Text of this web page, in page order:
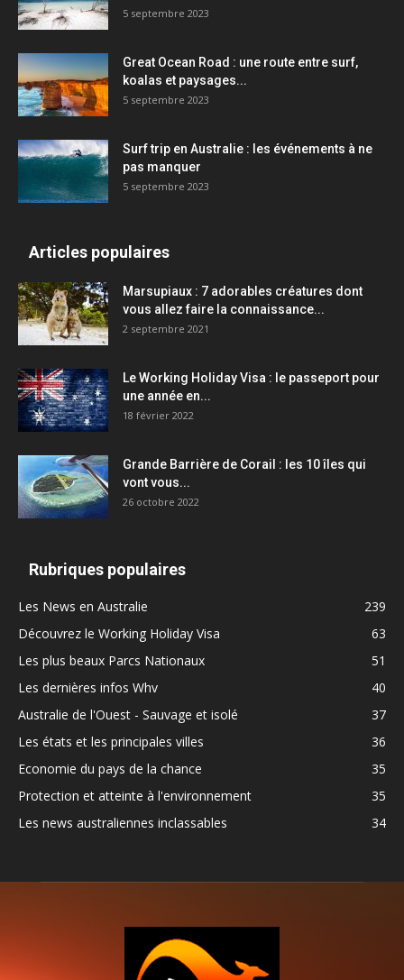
5 septembre 2023
Great Ocean Road : une route entre surf,
koalas et paysages...
5 septembre 2023
Surf trip en Australie : les événements à ne
pas manquer
5 septembre 2023
Articles populaires
Marsupiaux : 7 adorables créatures dont
vous allez faire la connaissance...
2 septembre 2021
Le Working Holiday Visa : le passeport pour
une année en...
18 février 2022
Grande Barrière de Corail : les 10 îles qui
vont vous...
26 octobre 2022
Rubriques populaires
Les News en Australie
239
Découvrez le Working Holiday Visa
63
Les plus beaux Parcs Nationaux
51
Les dernières infos Whv
40
Australie de l'Ouest - Sauvage et isolé
37
Les états et les principales villes
36
Economie du pays de la chance
35
Protection et atteinte à l'environnement
35
Les news australiennes inclassables
34